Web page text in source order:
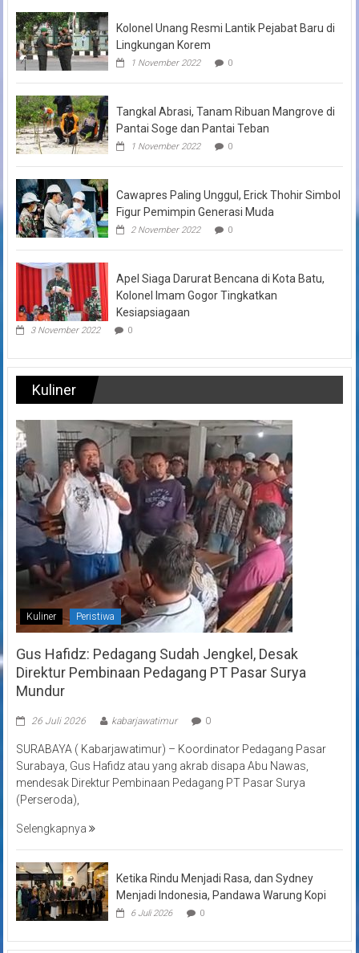
Kolonel Unang Resmi Lantik Pejabat Baru di
Lingkungan Korem
1 November 2022 0
Tangkal Abrasi, Tanam Ribuan Mangrove di
Pantai Soge dan Pantai Teban
1 November 2022 0
Cawapres Paling Unggul, Erick Thohir Simbol
Figur Pemimpin Generasi Muda
2 November 2022 0
Apel Siaga Darurat Bencana di Kota Batu,
Kolonel Imam Gogor Tingkatkan
Kesiapsiagaan
3 November 2022 0
Kuliner
Kuliner Peristiwa
Gus Hafidz: Pedagang Sudah Jengkel, Desak
Direktur Pembinaan Pedagang PT Pasar Surya
Mundur
26 Juli 2026 kabarjawatimur 0
SURABAYA ( Kabarjawatimur) – Koordinator Pedagang Pasar
Surabaya, Gus Hafidz atau yang akrab disapa Abu Nawas,
mendesak Direktur Pembinaan Pedagang PT Pasar Surya
(Perseroda),
Selengkapnya
Ketika Rindu Menjadi Rasa, dan Sydney
Menjadi Indonesia, Pandawa Warung Kopi
6 Juli 2026 0